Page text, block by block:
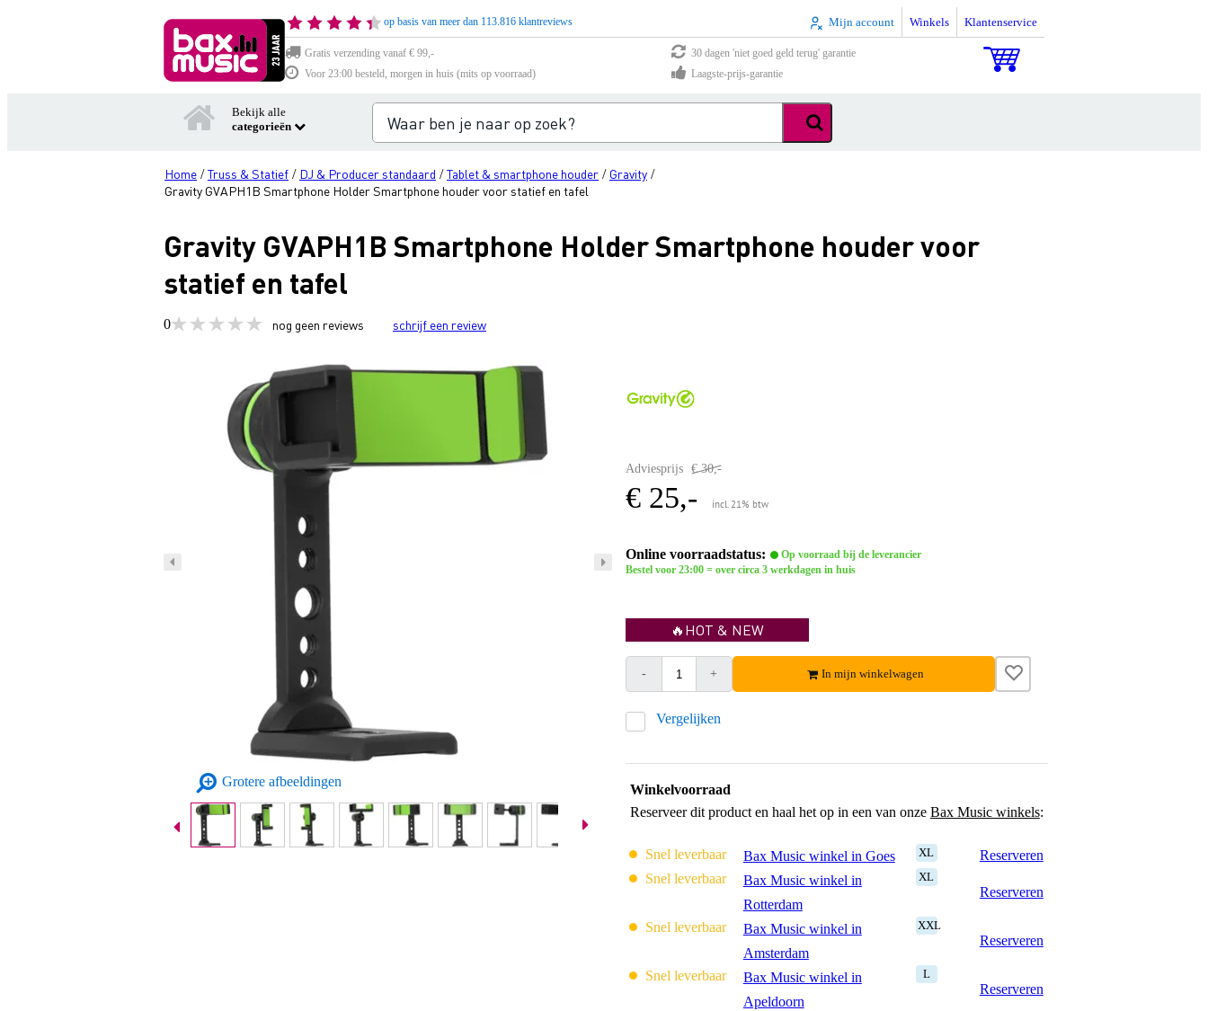
op basis van meer dan 113.816 klantreviews Mijn account Winkels Klantenservice
Gratis verzending vanaf € 99,-
30 dagen 'niet goed geld terug' garantie
Voor 23:00 besteld, morgen in huis (mits op voorraad)
Laagste-prijs-garantie
Bekijk alle
categorieën
Home /Truss & Statief / DJ & Producer standaard /Tablet & smartphone houder / Gravity /
Gravity GVAPH1B Smartphone Holder Smartphone houder voor statief en tafel
Gravity GVAPH1B Smartphone Holder Smartphone houder voor
statief en tafel
0 nog geen reviews schrijf een review
Grotere afbeeldingen
Adviesprijs € 30,-
€ 25,- incl. 21% btw
Online voorraadstatus:
Op voorraad bij de leverancier
Bestel voor 23:00 = over circa 3 werkdagen in huis
🔥HOT & NEW
- + In mijn winkelwagen
Vergelijken
Winkelvoorraad
Reserveer dit product en haal het op in een van onze Bax Music winkels:
Snel leverbaar Bax Music winkel in Goes XL
Reserveren
Snel leverbaar
Bax Music winkel in
Rotterdam
XL
Reserveren
Snel leverbaar
Bax Music winkel in
Amsterdam
XXL
Reserveren
Snel leverbaar
Bax Music winkel in
Apeldoorn
L
Reserveren